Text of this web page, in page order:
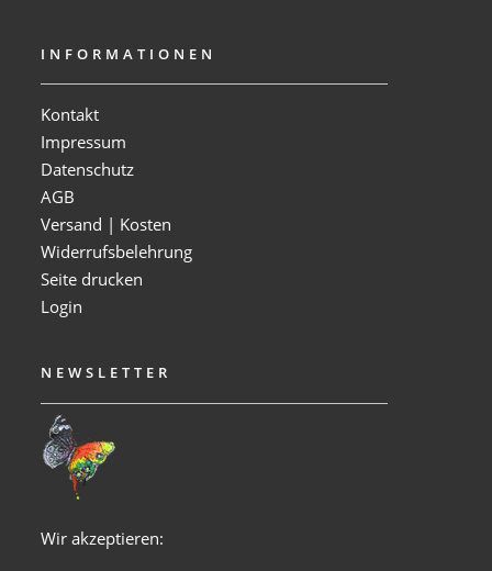
INFORMATIONEN
Kontakt
Impressum
Datenschutz
AGB
Versand | Kosten
Widerrufsbelehrung
Seite drucken
Login
NEWSLETTER
Wir akzeptieren: